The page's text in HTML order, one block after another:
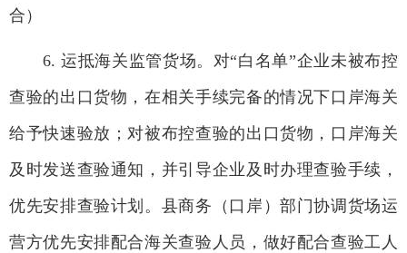
合）
6. 运抵海关监管货场。对“白名单”企业未被布控
查验的出口货物，在相关手续完备的情况下口岸海关
给予快速验放；对被布控查验的出口货物，口岸海关
及时发送查验通知，并引导企业及时办理查验手续，
优先安排查验计划。县商务（口岸）部门协调货场运
营方优先安排配合海关查验人员，做好配合查验工人